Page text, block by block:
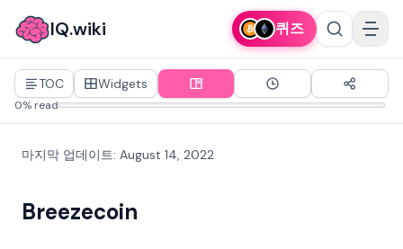
IQ.wiki 퀴즈
TOC Widgets
0% read
마지막 업데이트: August 14, 2022
Breezecoin